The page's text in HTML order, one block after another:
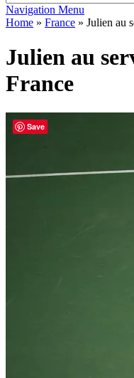
Navigation Menu
Home » France » Julien au
Julien au
France
Save